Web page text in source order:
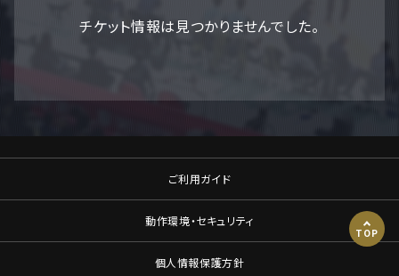
チケット情報は見つかりませんでした。
ご利用ガイド
動作環境・セキュリティ
個人情報保護方針
TOP